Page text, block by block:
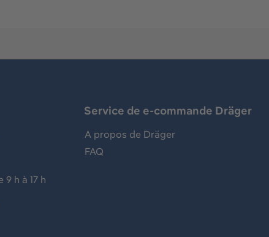
h à 17 h
Service de e-commande Dräger
A propos de Dräger
FAQ